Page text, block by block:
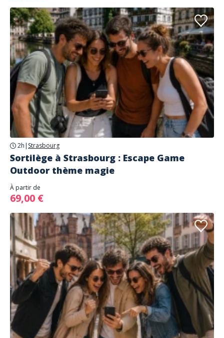
2h | Strasbourg
Sortilège à Strasbourg : Escape Game
Outdoor thème magie
À partir de
69,00 €